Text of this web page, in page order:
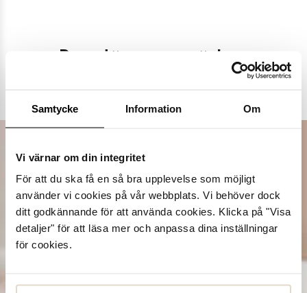
Samtycke Information Om
Vi värnar om din integritet
För att du ska få en så bra upplevelse som möjligt
använder vi cookies på vår webbplats. Vi behöver dock
ditt godkännande för att använda cookies. Klicka på "Visa
detaljer" för att läsa mer och anpassa dina inställningar
för cookies.
Populära varumärken